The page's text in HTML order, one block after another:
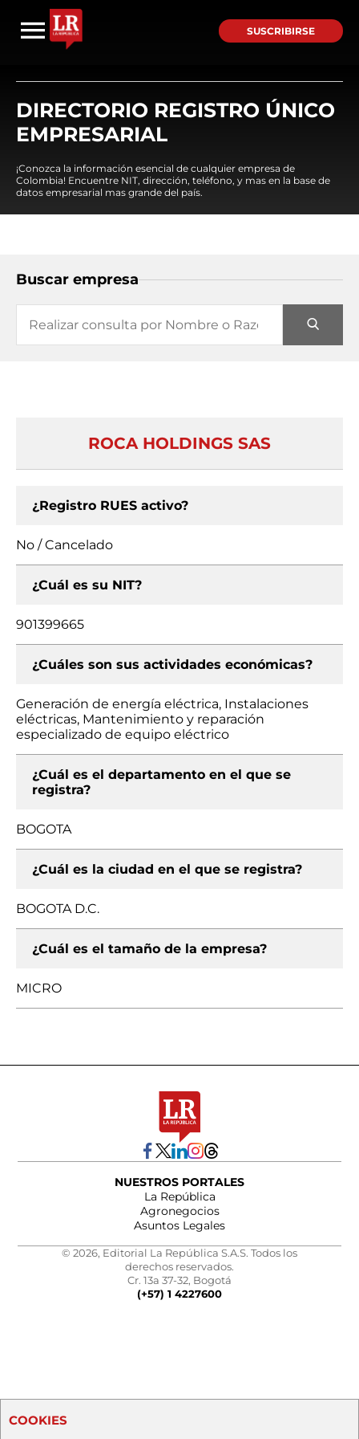
SUSCRIBIRSE
DIRECTORIO REGISTRO ÚNICO
EMPRESARIAL
¡Conozca la información esencial de cualquier empresa de
Colombia! Encuentre NIT, dirección, teléfono, y mas en la base de
datos empresarial mas grande del país.
Buscar empresa
ROCA HOLDINGS SAS
¿Registro RUES activo?
No / Cancelado
¿Cuál es su NIT?
901399665
¿Cuáles son sus actividades económicas?
Generación de energía eléctrica, Instalaciones
eléctricas, Mantenimiento y reparación
especializado de equipo eléctrico
¿Cuál es el departamento en el que se
registra?
BOGOTA
¿Cuál es la ciudad en el que se registra?
BOGOTA D.C.
¿Cuál es el tamaño de la empresa?
MICRO
NUESTROS PORTALES
La República
Agronegocios
Asuntos Legales
© 2026, Editorial La República S.A.S. Todos los
derechos reservados.
Cr. 13a 37-32, Bogotá
(+57) 1 4227600
COOKIES